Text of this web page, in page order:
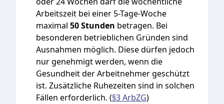
Arbeitszeit bei einer 5-Tage-Woche
maximal 50 Stunden betragen. Bei
besonderen betrieblichen Gründen sind
Ausnahmen möglich. Diese dürfen jedoch
nur genehmigt werden, wenn die
Gesundheit der Arbeitnehmer geschützt
ist. Zusätzliche Ruhezeiten sind in solchen
Fällen erforderlich. (§3 ArbZG)